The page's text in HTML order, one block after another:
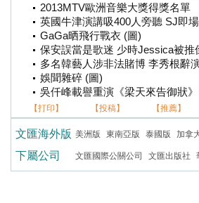
2013MTV歐洲音樂大獎得獎名單
英國牛津演講吸400人旁聽 SJ即
GaGa晒飛行戰衣 (圖)
保安誤當是歌迷 少時Jessica被推
多名韓藝人涉非法賭博 李秀根辭
娛聞雜碎 (圖)
吳仟峰載譽重演《梁天來告御狀
【打印】 【投稿】 【推薦】
文匯海外版 美洲版 東南亞版 泰國版 加拿
下屬公司 文匯國際公關公司 文匯出版社